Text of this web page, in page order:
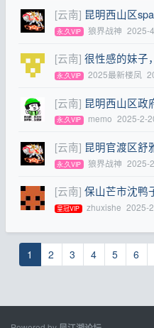
[云南] 昆明西山区spa
永,久VIP 狼界战神 2025-
[云南] 很性感的妹子
永,久VIP 2025最新楼凤
[云南] 昆明西山区政
永,久VIP memo 2025-2-
[云南] 昆明官渡区舒
永,久VIP 狼界战神 2025-
[云南] 保山芒市沈鸭
皇冠VIP zhuxishe 2025-
1 2 3 4 5 6